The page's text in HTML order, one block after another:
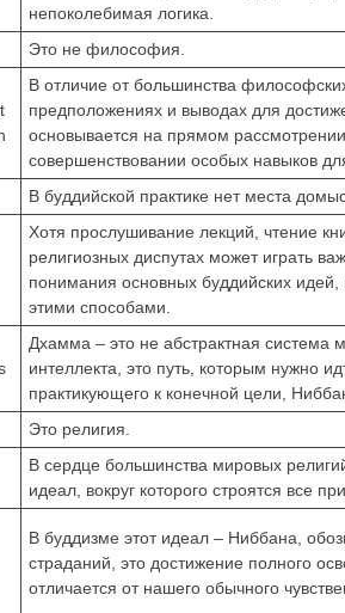
непоколебимая логика.
Это не философия.
В отличие от большинства
предположениях и выводах для
основывается на прямом
совершенствовании особых навыков
В буддийской практике нет места
Хотя прослушивание лекций, чтение
религиозных диспутах может играть
понимания основных буддийских
этими способами.
Дхамма – это не абстрактная
интеллекта, это путь, которым нужно
практикующего к конечной цели,
Это религия.
В сердце большинства мировых
идеал, вокруг которого строятся все
В буддизме этот идеал – Ниббана,
страданий, это достижение полного
отличается от нашего обычного